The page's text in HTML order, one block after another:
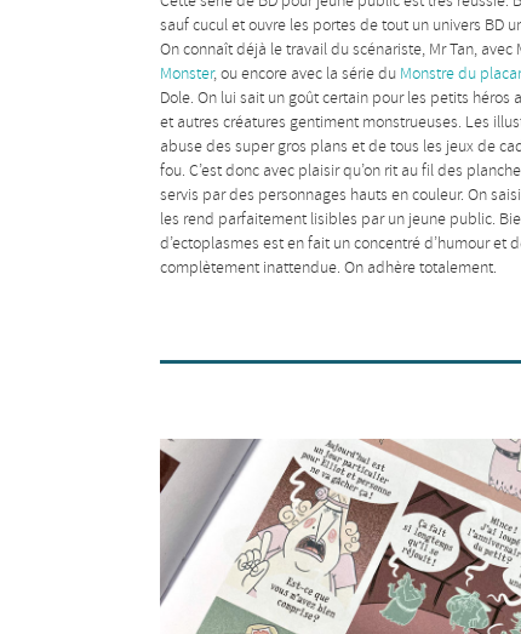
sauf cucul et ouvre les portes de tout un univers BD
On connaît déjà le travail du scénariste, Mr Tan, avec
Monster, ou encore avec la série du Monstre du
Dole. On lui sait un goût certain pour les petits
et autres créatures gentiment monstrueuses. Les
abuse des super gros plans et de tous les jeux de
fou. C’est donc avec plaisir qu’on rit au fil des
servis par des personnages hauts en couleur. On
les rend parfaitement lisibles par un jeune public.
d’ectoplasmes est en fait un concentré d’humour
complètement inattendue. On adhère totalement.